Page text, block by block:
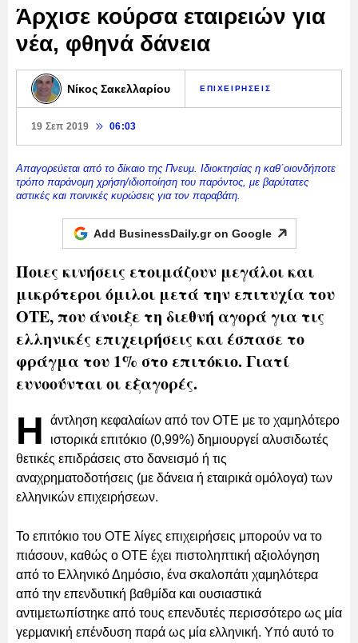
Άρχισε κούρσα εταιρειών για
νέα, φθηνά δάνεια
Νίκος Σακελλαρίου ΕΠΙΧΕΙΡΗΣΕΙΣ
19 Σεπ 2019 06:03
Απαγορεύεται από το δίκαιο της Πνευμ. Ιδιοκτησίας η καθ΄οιονδήποτε
τρόπο παράνομη χρήση/ιδιοποίηση του παρόντος, με βαρύτατες
αστικές και ποινικές κυρώσεις για τον παραβάτη.
Add BusinessDaily.gr on Google
Ποιες κινήσεις ετοιμάζουν μεγάλοι και
μικρότεροι όμιλοι μετά την επιτυχία του
ΟΤΕ, που άνοιξε τη διεθνή αγορά για τις
ελληνικές επιχειρήσεις και έσπασε το
φράγμα του 1% στο επιτόκιο. Γιατί
ευνοούνται οι εξαγορές.
Η
άντληση κεφαλαίων από τον ΟΤΕ με το χαμηλότερο
ιστορικά επιτόκιο (0,99%) δημιουργεί αλυσιδωτές
θετικές επιδράσεις στο δανεισμό ή τις
αναχρηματοδοτήσεις (με δάνεια ή εταιρικά ομόλογα) των
ελληνικών επιχειρήσεων.
Το επιτόκιο του ΟΤΕ λίγες επιχειρήσεις μπορούν να το
πιάσουν, καθώς ο ΟΤΕ έχει πιστοληπτική αξιολόγηση
από το Ελληνικό Δημόσιο, ένα σκαλοπάτι χαμηλότερα
από την επενδυτική βαθμίδα και ουσιαστικά
αντιμετωπίστηκε από τους επενδυτές περισσότερο ως μία
γερμανική επένδυση παρά ως μία ελληνική. Υπό αυτό το